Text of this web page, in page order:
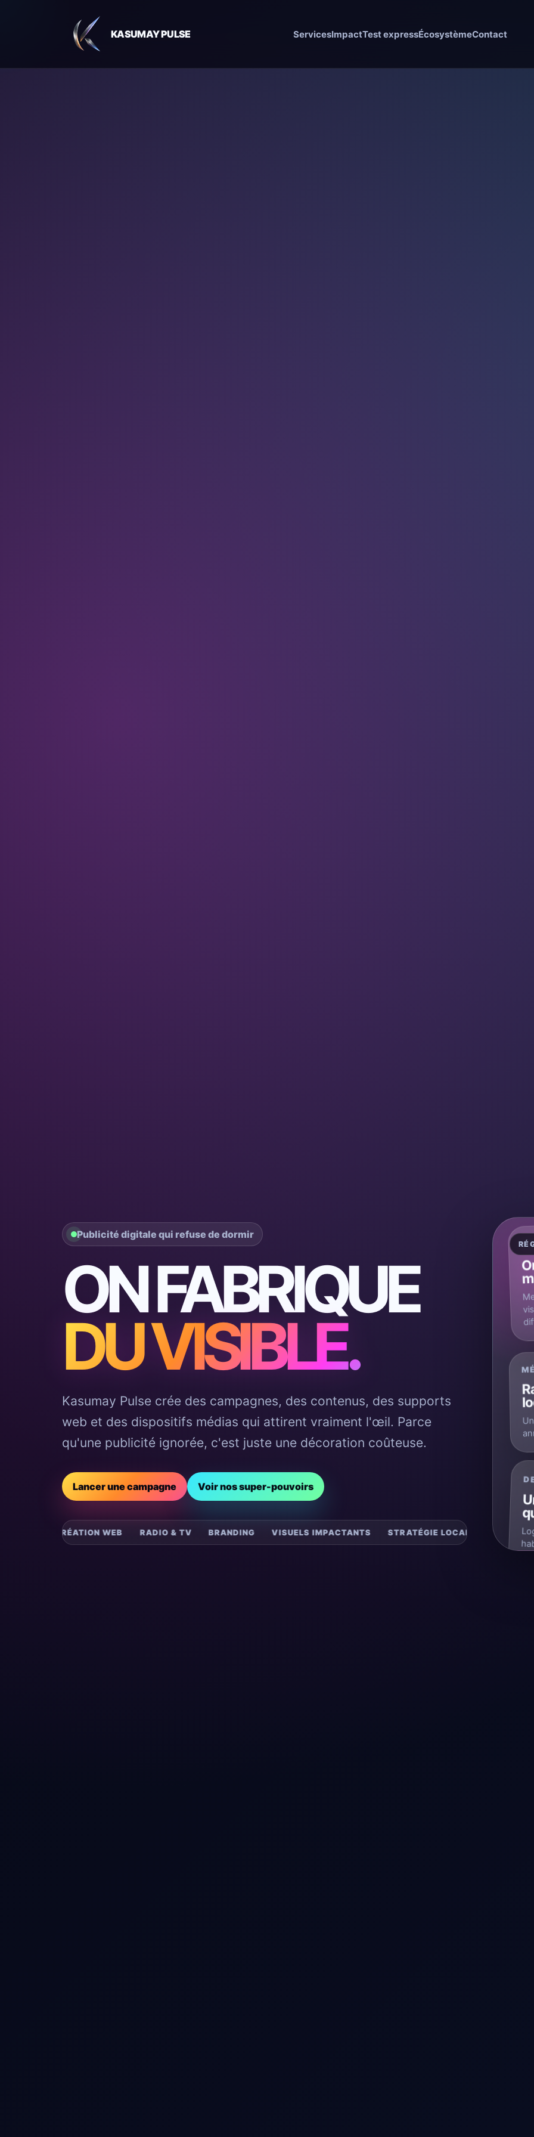
KASUMAY PULSE ServicesImpactTest expressÉcosystèmeContact
Publicité digitale qui refuse de dormir
ON FABRIQUE
DU VISIBLE.
Kasumay Pulse crée des campagnes, des contenus, des supports
web et des dispositifs médias qui attirent vraiment l'œil. Parce
qu'une publicité ignorée, c'est juste une décoration coûteuse.
Lancer une campagne Voir nos super-pouvoirs
RADIO & TV BRANDING VISUELS IMPACTANTS STRATÉGIE LOCALE CAMPAGNES DIGITALES